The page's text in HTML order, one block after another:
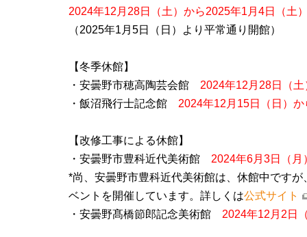
2024年12月28日（土）から2025年1月4日（土
（2025年1月5日（日）より平常通り開館）
【冬季休館】
・安曇野市穂高陶芸会館 2024年12月28日（
・飯沼飛行士記念館 2024年12月15日（日）
【改修工事による休館】
・安曇野市豊科近代美術館 2024年6月3日（
*尚、安曇野市豊科近代美術館は、休館中です
ベントを開催しています。詳しくは公式サイト
・安曇野髙橋節郎記念美術館 2024年12月2日